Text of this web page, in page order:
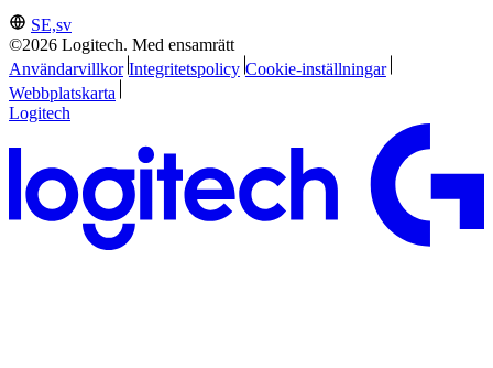
SE,sv
©2026 Logitech. Med ensamrätt
Användarvillkor Integritetspolicy Cookie-inställningar
Webbplatskarta
Logitech